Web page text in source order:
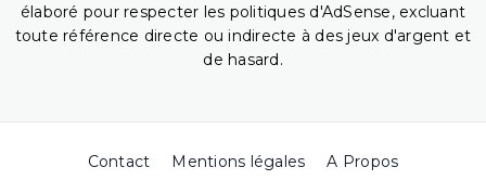
élaboré pour respecter les politiques d'AdSense, excluant
toute référence directe ou indirecte à des jeux d'argent et
de hasard.
Contact Mentions légales A Propos